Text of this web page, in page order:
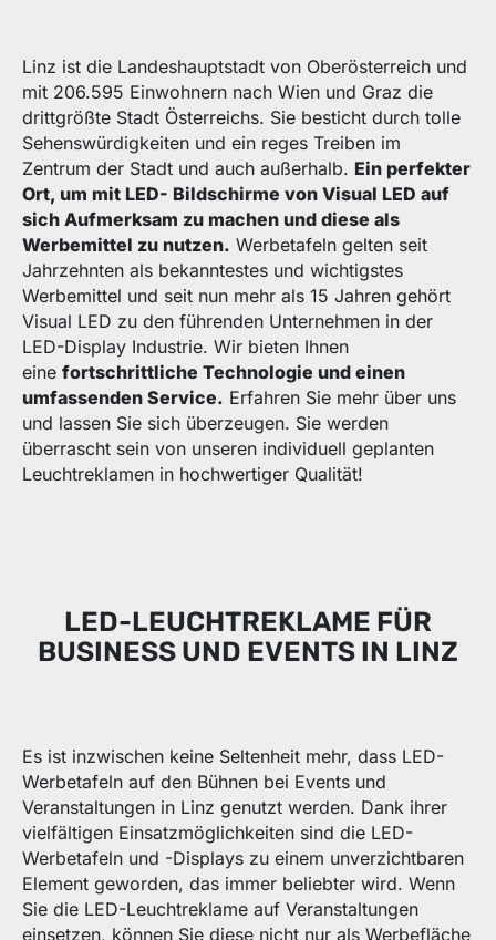
Linz ist die Landeshauptstadt von Oberösterreich und
mit 206.595 Einwohnern nach Wien und Graz die
drittgrößte Stadt Österreichs. Sie besticht durch tolle
Sehenswürdigkeiten und ein reges Treiben im
Zentrum der Stadt und auch außerhalb. Ein perfekter
Ort, um mit LED- Bildschirme von Visual LED auf
sich Aufmerksam zu machen und diese als
Werbemittel zu nutzen. Werbetafeln gelten seit
Jahrzehnten als bekanntestes und wichtigstes
Werbemittel und seit nun mehr als 15 Jahren gehört
Visual LED zu den führenden Unternehmen in der
LED-Display Industrie. Wir bieten Ihnen
einefortschrittliche Technologie und einen
umfassenden Service. Erfahren Sie mehr über uns
und lassen Sie sich überzeugen. Sie werden
überrascht sein von unseren individuell geplanten
Leuchtreklamen in hochwertiger Qualität!
LED-LEUCHTREKLAME FÜR
BUSINESS UND EVENTS IN LINZ
Es ist inzwischen keine Seltenheit mehr, dass LED-
Werbetafeln auf den Bühnen bei Events und
Veranstaltungen in Linz genutzt werden. Dank ihrer
vielfältigen Einsatzmöglichkeiten sind die LED-
Werbetafeln und -Displays zu einem unverzichtbaren
Element geworden, das immer beliebter wird. Wenn
Sie die LED-Leuchtreklame auf Veranstaltungen
einsetzen, können Sie diese nicht nur als Werbefläche